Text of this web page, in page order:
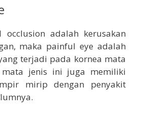
occlusion adalah kerusakan
maka painful eye adalah
terjadi pada kornea mata
mata jenis ini juga memiliki
mirip dengan penyakit